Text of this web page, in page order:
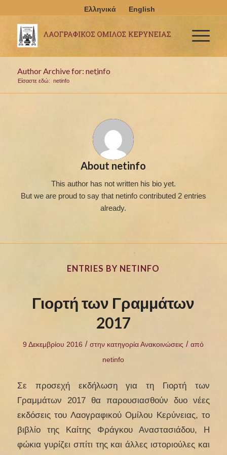
Author Archive for: netinfo
Είσαστε εδώ: netinfo
About netinfo
This author has not written his bio yet.
But we are proud to say that netinfocontributed 2 entries
already.
ENTRIES BY NETINFO
Γιορτή των Γραμμάτων
2017
9 Δεκεμβρίου 2016 / στην κατηγορίαΑνακοινώσεις / από
netinfo
Σε προσεχή εκδήλωση για τη Γιορτή των
Γραμμάτων 2017 θα παρουσιασθούν δυο νέες
εκδόσεις του Λαογραφικού Ομίλου Κερύνειας, το
βιβλίο της Καίτης Φράγκου Αναστασιάδου, Η
φώκια γυρίζει σπίτι της και άλλες ιστοριούλες και